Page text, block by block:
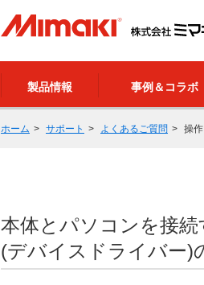
製品情報 事例＆コラボ
ホーム サポート よくあるご質問 操
本体とパソコンを接
(デバイスドライバー)